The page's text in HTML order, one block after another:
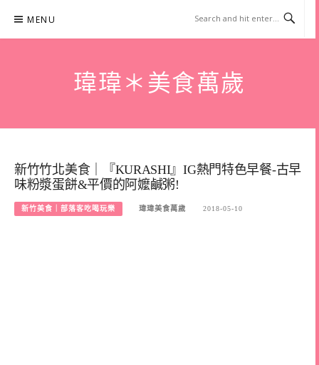
content
MENU
瑋瑋＊美食萬歲
新竹竹北美食｜『KURASHI』IG熱門特色早餐-古早
味粉漿蛋餅&平價的阿嬤鹹粥!
新竹美食｜部落客吃喝玩樂 瑋瑋美食萬歲 2018-05-10